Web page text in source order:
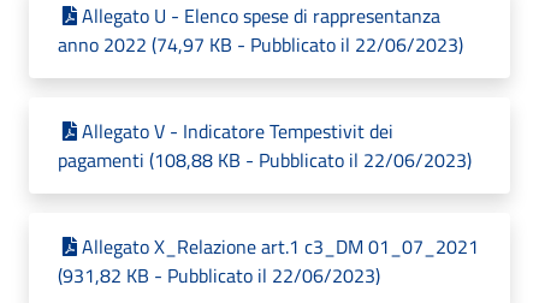
Allegato U - Elenco spese di rappresentanza
anno 2022 (74,97 KB - Pubblicato il 22/06/2023)
Allegato V - Indicatore Tempestivit dei
pagamenti (108,88 KB - Pubblicato il 22/06/2023)
Allegato X_Relazione art.1 c3_DM 01_07_2021
(931,82 KB - Pubblicato il 22/06/2023)